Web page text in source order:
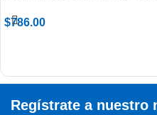
$786.00
Regístrate a nuestro